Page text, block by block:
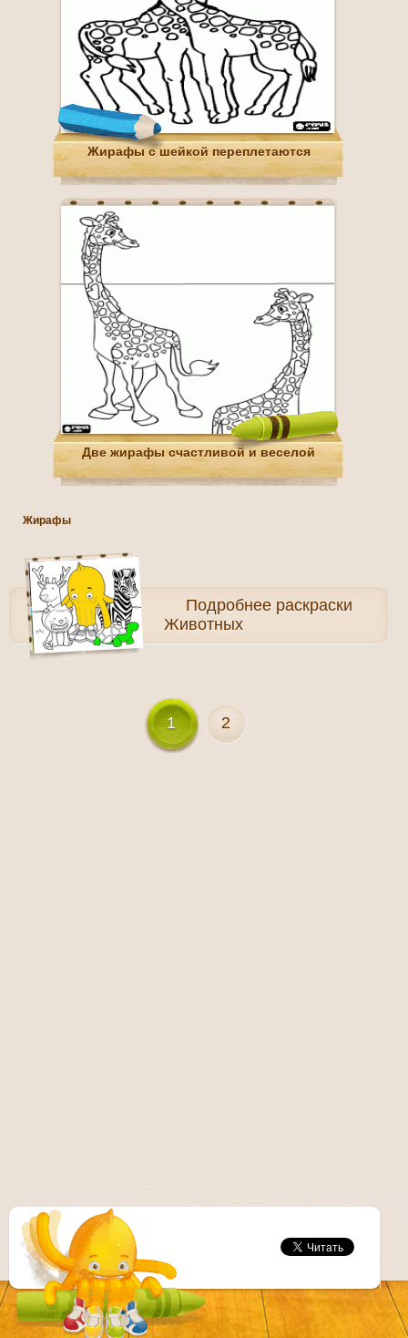
Жирафы с шейкой переплетаются
Две жирафы счастливой и веселой
Жирафы
Подробнее раскраски
Животных
1 2